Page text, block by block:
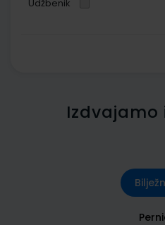
Udžbenik
Izdvajamo